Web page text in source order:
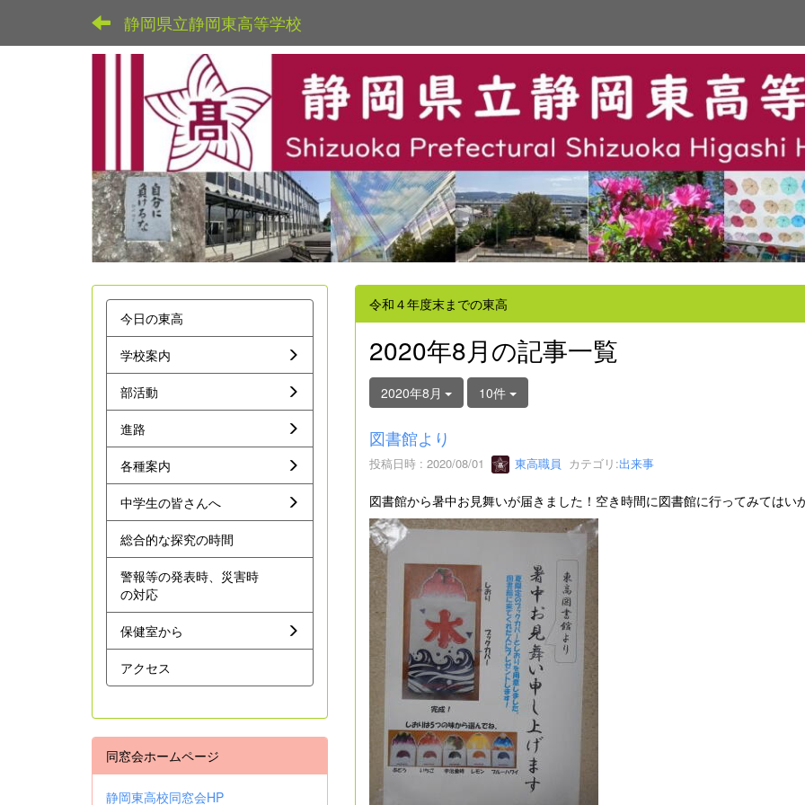
静岡県立静岡東高等学校
令和４年度末までの東高
2020年8月の記事一覧
2020年8月 10件
図書館より
投稿日時 : 2020/08/01 東高職員 カテゴリ:出来事
図書館から暑中お見舞いが届きました！空き時間に図書館に行ってみてはい
今日の東高
学校案内
部活動
進路
各種案内
中学生の皆さんへ
総合的な探究の時間
警報等の発表時、災害時
の対応
保健室から
アクセス
同窓会ホームページ
静岡東高校同窓会HP